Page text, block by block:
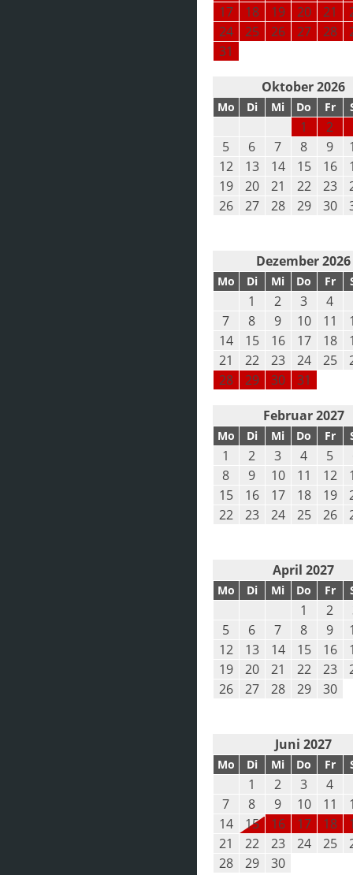
17
18 19 20 21
24
25 26 27 28
31
Oktober 2026
Mo Di Mi Do Fr
1 2
5
6 7 8 9
12
13 14 15 16
19
20 21 22 23
26
27 28 29 30
Dezember 2026
Mo Di Mi Do Fr
1 2 3 4
7
8 9 10 11
14
15 16 17 18
21
22 23 24 25
28
29 30 31
Februar 2027
Mo Di Mi Do Fr
1 2 3 4 5
8
9 10 11 12
15
16 17 18 19
22
23 24 25 26
April 2027
Mo Di Mi Do Fr
1 2
5
6 7 8 9
12
13 14 15 16
19
20 21 22 23
26
27 28 29 30
Juni 2027
Mo Di Mi Do Fr
1 2 3 4
7
8 9 10 11
14
15 16 17 18
21
22 23 24 25
28
29 30